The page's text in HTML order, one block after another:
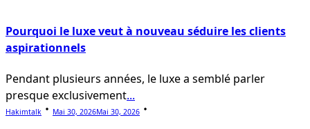
Pourquoi le luxe veut à nouveau séduire les clients
aspirationnels
Pendant plusieurs années, le luxe a semblé parler
presque exclusivement...
Hakimtalk Mai 30, 2026Mai 30, 2026